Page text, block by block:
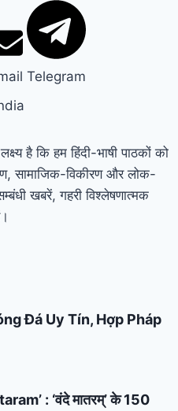
Telegram
है कि हम हिंदी-भाषी पाठकों को
सामाजिक-विकीरण और लोक-
खबरें, गहरी विश्लेषणात्मक
Đá Uy Tín, Hợp Pháp
: ‘वंदे मातरम्’ के 150